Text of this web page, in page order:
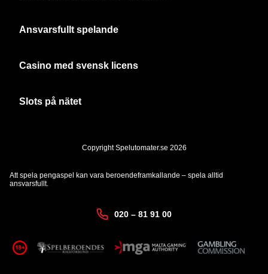
Ansvarsfullt spelande
Casino med svensk licens
Slots på nätet
Copyright Spelutomater.se 2026
Att spela pengaspel kan vara beroendeframkallande – spela alltid
ansvarsfullt.
020 – 81 91 00